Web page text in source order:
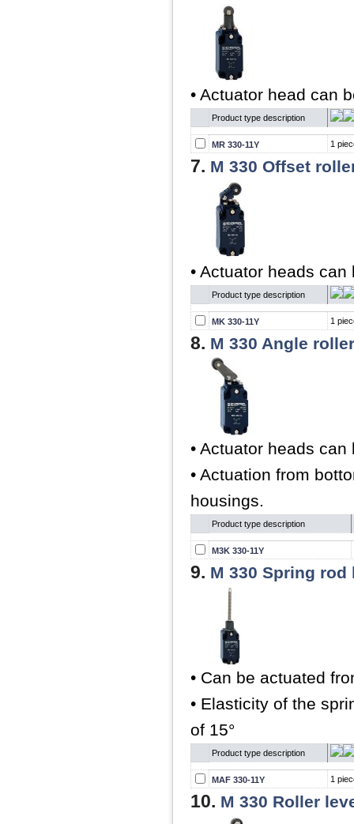
• Actuator head can
Product type description
MR 330-11Y 1
7. M 330 Offset
• Actuator heads
Product type description
MK 330-11Y 1
8. M 330 Angle
• Actuator heads
• Actuation from
housings.
Product type description
M3K 330-11Y
9. M 330 Spring rod
• Can be actuated
• Elasticity of the
of 15°
Product type description
MAF 330-11Y 1
10. M 330 Roller